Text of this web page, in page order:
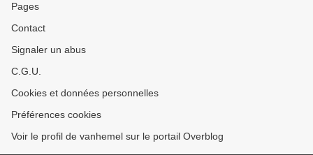
Pages
Contact
Signaler un abus
C.G.U.
Cookies et données personnelles
Préférences cookies
Voir le profil de vanhemel sur le portail Overblog